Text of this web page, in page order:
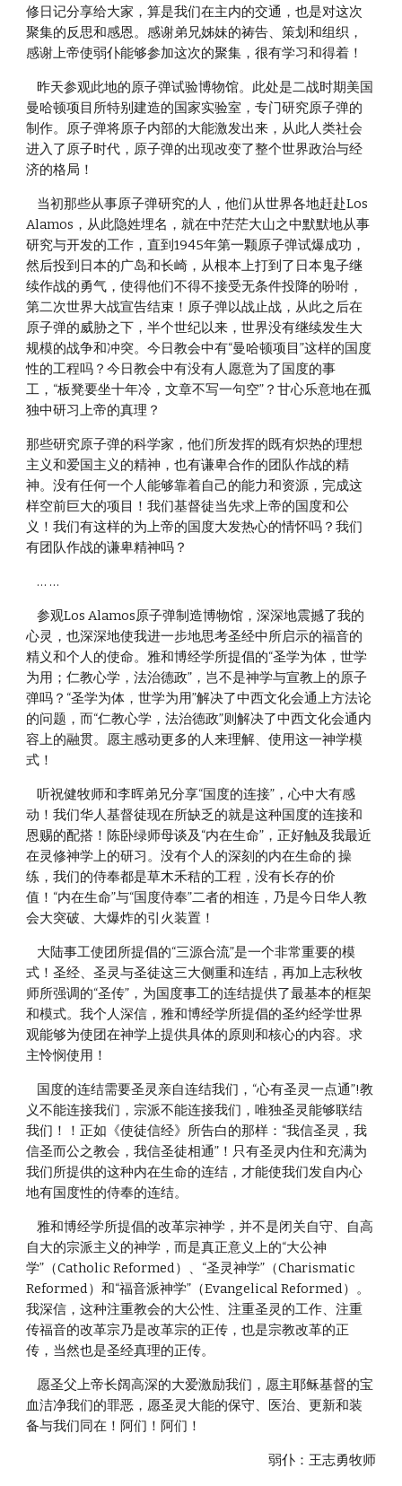
修日记分享给大家，算是我们在主内的交通，也是对这次
聚集的反思和感恩。感谢弟兄姊妹的祷告、策划和组织，
感谢上帝使弱仆能够参加这次的聚集，很有学习和得着！
    昨天参观此地的原子弹试验博物馆。此处是二战时期美国
曼哈顿项目所特别建造的国家实验室，专门研究原子弹的
制作。原子弹将原子内部的大能激发出来，从此人类社会
进入了原子时代，原子弹的出现改变了整个世界政治与经
济的格局！
Alamos，从此隐姓埋名，就在中茫茫大山之中默默地从事
研究与开发的工作，直到1945年第一颗原子弹试爆成功，
然后投到日本的广岛和长崎，从根本上打到了日本鬼子继
续作战的勇气，使得他们不得不接受无条件投降的吩咐，
第二次世界大战宣告结束！原子弹以战止战，从此之后在
原子弹的威胁之下，半个世纪以来，世界没有继续发生大
规模的战争和冲突。今日教会中有“曼哈顿项目”这样的国度
性的工程吗？今日教会中有没有人愿意为了国度的事
工，“板凳要坐十年冷，文章不写一句空”？甘心乐意地在孤
独中研习上帝的真理？
那些研究原子弹的科学家，他们所发挥的既有炽热的理想
主义和爱国主义的精神，也有谦卑合作的团队作战的精
神。没有任何一个人能够靠着自己的能力和资源，完成这
样空前巨大的项目！我们基督徒当先求上帝的国度和公
义！我们有这样的为上帝的国度大发热心的情怀吗？我们
有团队作战的谦卑精神吗？
    … …
    参观Los Alamos原子弹制造博物馆，深深地震撼了我的
心灵，也深深地使我进一步地思考圣经中所启示的福音的
精义和个人的使命。雅和博经学所提倡的“圣学为体，世学
为用；仁教心学，法治德政”，岂不是神学与宣教上的原子
弹吗？“圣学为体，世学为用”解决了中西文化会通上方法论
的问题，而“仁教心学，法治德政”则解决了中西文化会通内
容上的融贯。愿主感动更多的人来理解、使用这一神学模
式！
    听祝健牧师和李晖弟兄分享“国度的连接”，心中大有感
动！我们华人基督徒现在所缺乏的就是这种国度的连接和
恩赐的配搭！陈卧绿师母谈及“内在生命”，正好触及我最近
在灵修神学上的研习。没有个人的深刻的内在生命的 操
练，我们的侍奉都是草木禾秸的工程，没有长存的价
值！“内在生命”与“国度侍奉”二者的相连，乃是今日华人教
会大突破、大爆炸的引火装置！
式！圣经、圣灵与圣徒这三大侧重和连结，再加上志秋牧
师所强调的“圣传”，为国度事工的连结提供了最基本的框架
和模式。我个人深信，雅和博经学所提倡的圣约经学世界
观能够为使团在神学上提供具体的原则和核心的内容。求
主怜悯使用！
义不能连接我们，宗派不能连接我们，唯独圣灵能够联结
我们！！正如《使徒信经》所告白的那样：“我信圣灵，我
信圣而公之教会，我信圣徒相通”！只有圣灵内住和充满为
我们所提供的这种内在生命的连结，才能使我们发自内心
地有国度性的侍奉的连结。
    雅和博经学所提倡的改革宗神学，并不是闭关自守、自高
自大的宗派主义的神学，而是真正意义上的“大公神
学”（Catholic Reformed）、“圣灵神学”（Charismatic
Reformed）和“福音派神学”（Evangelical Reformed）。
我深信，这种注重教会的大公性、注重圣灵的工作、注重
传福音的改革宗乃是改革宗的正传，也是宗教改革的正
传，当然也是圣经真理的正传。
血洁净我们的罪恶，愿圣灵大能的保守、医治、更新和装
备与我们同在！阿们！阿们！
弱仆：王志勇牧师